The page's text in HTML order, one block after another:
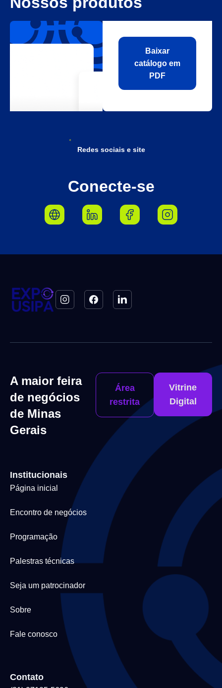
Baixar
catálogo em
PDF
Redes sociais e site
Conecte-se
A maior feira
de negócios
de Minas
Gerais
Área
restrita
Vitrine
Digital
Institucionais
Página inicial
Encontro de negócios
Programação
Palestras técnicas
Seja um patrocinador
Sobre
Fale conosco
Contato